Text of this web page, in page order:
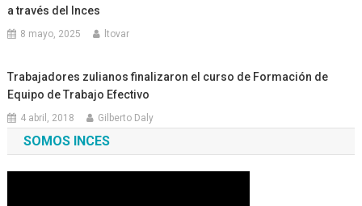
a través del Inces
8 mayo, 2025 ltovar
Trabajadores zulianos finalizaron el curso de Formación de
Equipo de Trabajo Efectivo
4 abril, 2018 Gilberto Daly
SOMOS INCES